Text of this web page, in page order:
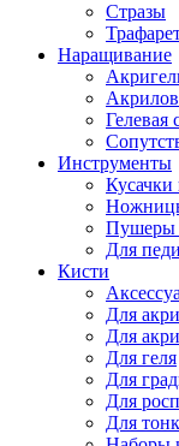
Стразы
Наращивание
Гелевая
Инструменты
Пушеры
Для
Кисти
Для
Для
Для геля
Для
Для
Для